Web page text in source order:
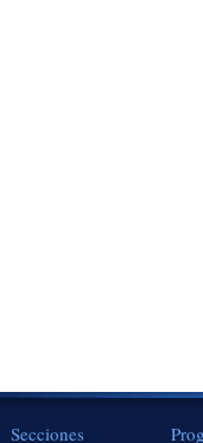
Secciones